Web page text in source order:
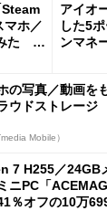
ホ／
た ゲ
アイオ
した5
ンマネ
の写真／動画を
ウドストレージ
Mobile）
7 H255／24GB
ニPC「
％オフの10万